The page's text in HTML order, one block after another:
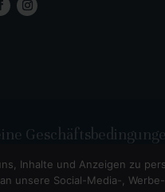
Inhalte und Anzeigen zu
unsere Social-Media-,